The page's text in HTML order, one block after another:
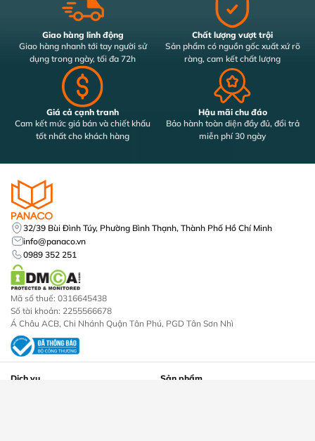
Giao hàng linh động
Giao hàng nhanh tới tay người sử
dụng trong ngày, tối đa 72h
Chất lượng vượt trội
Sản phẩm có nguồn gốc xuất xứ rõ
ràng, cam kết chất lượng
Giá cả cạnh tranh
Cam kết mức giá bán và chiết khấu
tốt nhất cho khách hàng
Hậu mãi chu đáo
Bảo hành toàn diện đầy đủ, đổi trả
miễn phí 30 ngày
Dịch vụ
Sản phẩm
32/39 Bùi Đình Túy, Phường Bình Thạnh, Thành Phố Hồ Chí Minh
info@panaco.vn
0989 352 251
Mã số thuế: 0316645438
Số tài khoản: 2255566678
Á Châu ACB, Chi Nhánh Quận Tân Phú, PGD Tân Sơn Nhì